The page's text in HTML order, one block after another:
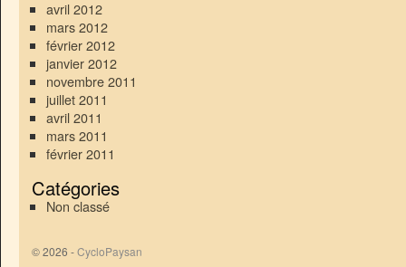
avril 2012
mars 2012
février 2012
janvier 2012
novembre 2011
juillet 2011
avril 2011
mars 2011
février 2011
Catégories
Non classé
© 2026 -CycloPaysan